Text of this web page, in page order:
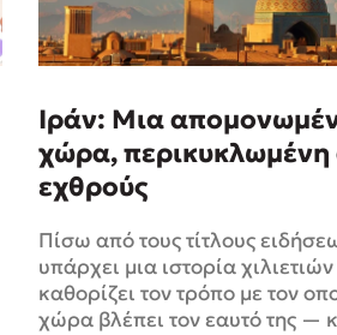
Ιράν: Μια
χώρα,
εχθρούς
Πίσω από τους τίτλους
υπάρχει μια ιστορία
καθορίζει τον τρόπο με τον
χώρα βλέπει τον εαυτό της —